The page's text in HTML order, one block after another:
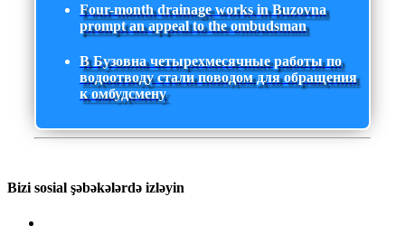
Four-month drainage works in Buzovna
prompt an appeal to the ombudsman
В Бузовна четырехмесячные работы по
водоотводу стали поводом для обращения
к омбудсмену
Bizi sosial şəbəkələrdə izləyin